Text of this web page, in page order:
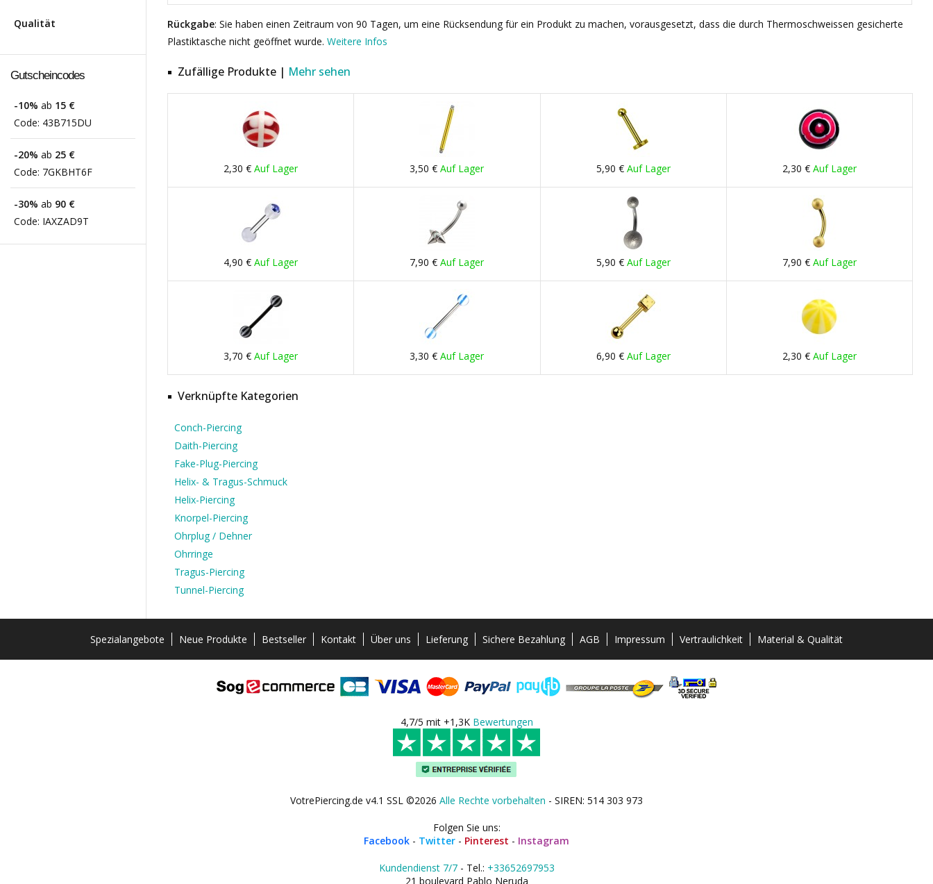
Qualität
Gutscheincodes
-10% ab 15 €
Code: 43B715DU
-20% ab 25 €
Code: 7GKBHT6F
-30% ab 90 €
Code: IAXZAD9T
Rückgabe: Sie haben einen Zeitraum von 90 Tagen, um eine Rücksendung für ein Produkt zu machen, vorausgesetzt, dass die durch Thermoschweissen gesicherte
Plastiktasche nicht geöffnet wurde. Weitere Infos
Zufällige Produkte | Mehr sehen
2,30 €Auf Lager 3,50 €Auf Lager 5,90 € Auf Lager 2,30 € Auf Lager
4,90 €Auf Lager 7,90 €Auf Lager 5,90 € Auf Lager 7,90 € Auf Lager
3,70 €Auf Lager 3,30 €Auf Lager 6,90 € Auf Lager 2,30 € Auf Lager
Verknüpfte Kategorien
Conch-Piercing
Daith-Piercing
Fake-Plug-Piercing
Helix- & Tragus-Schmuck
Helix-Piercing
Knorpel-Piercing
Ohrplug / Dehner
Ohrringe
Tragus-Piercing
Tunnel-Piercing
Spezialangebote Neue Produkte Bestseller Kontakt Über uns Lieferung Sichere Bezahlung AGB Impressum Vertraulichkeit Material & Qualität
4,7/5 mit +1,3K Bewertungen
VotrePiercing.de v4.1 SSL ©2026 Alle Rechte vorbehalten - SIREN: 514 303 973
Folgen Sie uns:
Facebook - Twitter - Pinterest - Instagram
Kundendienst 7/7- Tel.: +33652697953
21 boulevard Pablo Neruda